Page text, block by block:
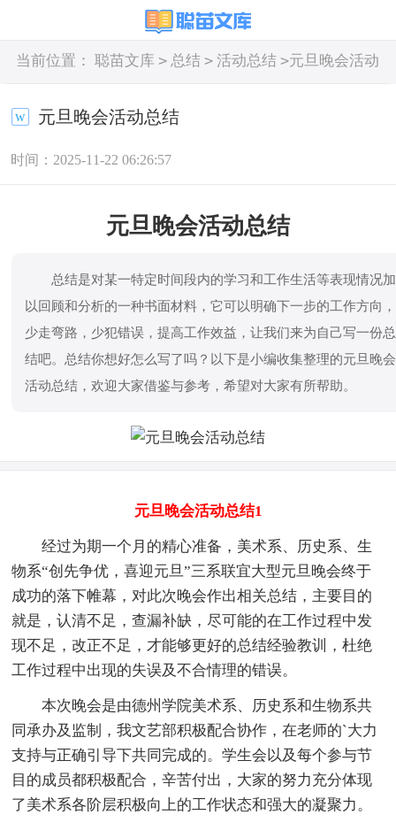
当前位置： 聪苗文库 > 总结 > 活动总结 >元旦晚会活动
元旦晚会活动总结
时间：2025-11-22 06:26:57
元旦晚会活动总结
总结是对某一特定时间段内的学习和工作生活等表现情况加
以回顾和分析的一种书面材料，它可以明确下一步的工作方向，
少走弯路，少犯错误，提高工作效益，让我们来为自己写一份总
结吧。总结你想好怎么写了吗？以下是小编收集整理的元旦晚会
活动总结，欢迎大家借鉴与参考，希望对大家有所帮助。
元旦晚会活动总结1
经过为期一个月的精心准备，美术系、历史系、生
物系“创先争优，喜迎元旦”三系联宜大型元旦晚会终于
成功的落下帷幕，对此次晚会作出相关总结，主要目的
就是，认清不足，查漏补缺，尽可能的在工作过程中发
现不足，改正不足，才能够更好的总结经验教训，杜绝
工作过程中出现的失误及不合情理的错误。
本次晚会是由德州学院美术系、历史系和生物系共
同承办及监制，我文艺部积极配合协作，在老师的`大力
支持与正确引导下共同完成的。学生会以及每个参与节
目的成员都积极配合，辛苦付出，大家的努力充分体现
了美术系各阶层积极向上的工作状态和强大的凝聚力。